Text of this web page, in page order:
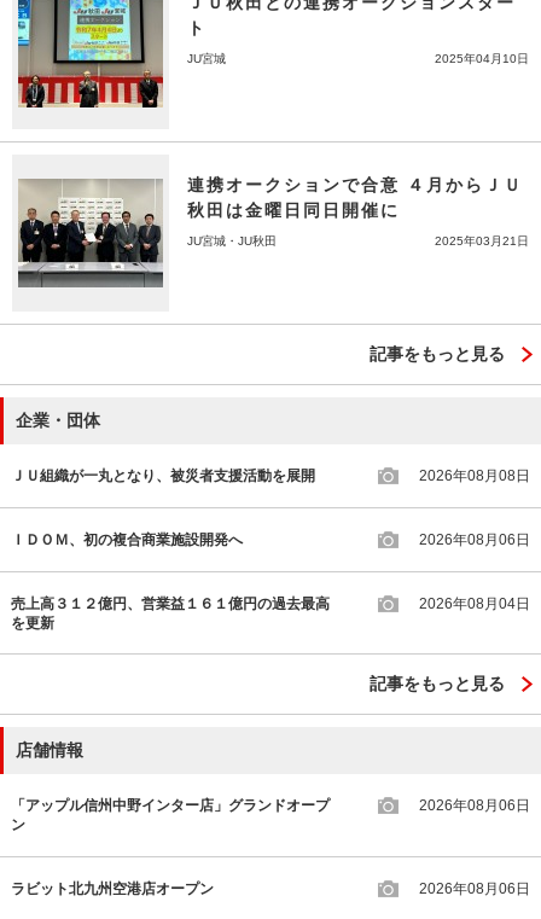
ト
JU宮城 2025年04月10日
連携オークションで合意 ４月からＪＵ
秋田は金曜日同日開催に
JU宮城・JU秋田 2025年03月21日
記事をもっと見る
企業・団体
ＪＵ組織が一丸となり、被災者支援活動を展開 2026年08月08日
ＩＤＯＭ、初の複合商業施設開発へ 2026年08月06日
売上高３１２億円、営業益１６１億円の過去最高
を更新
2026年08月04日
記事をもっと見る
店舗情報
「アップル信州中野インター店」グランドオープ
ン
2026年08月06日
ラビット北九州空港店オープン 2026年08月06日